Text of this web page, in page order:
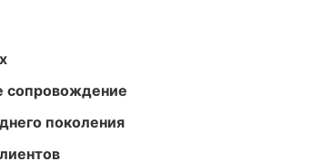
сопровождение
поколения